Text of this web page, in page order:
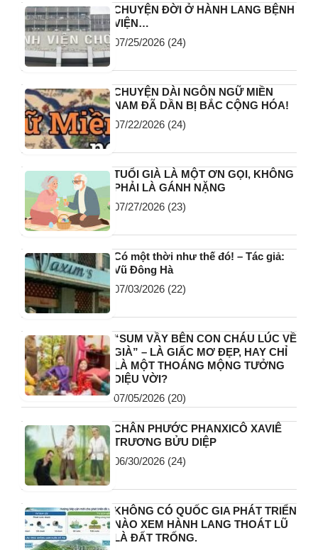
CHUYỆN ĐỜI Ở HÀNH LANG BỆNH
VIỆN…
07/25/2026 (24)
CHUYỆN DÀI NGÔN NGỮ MIỀN
NAM ĐÃ DẦN BỊ BẮC CỘNG HÓA!
07/22/2026 (24)
TUỔI GIÀ LÀ MỘT ƠN GỌI, KHÔNG
PHẢI LÀ GÁNH NẶNG
07/27/2026 (23)
Có một thời như thế đó! – Tác giả:
Vũ Đông Hà
07/03/2026 (22)
“SUM VẦY BÊN CON CHÁU LÚC VỀ
GIÀ” – LÀ GIẤC MƠ ĐẸP, HAY CHỈ
LÀ MỘT THOÁNG MỘNG TƯỞNG
DIỆU VỜI?
07/05/2026 (20)
CHÂN PHƯỚC PHANXICÔ XAVIÊ
TRƯƠNG BỬU DIỆP
06/30/2026 (24)
KHÔNG CÓ QUỐC GIA PHÁT TRIỂN
NÀO XEM HÀNH LANG THOÁT LŨ
LÀ ĐẤT TRỐNG.